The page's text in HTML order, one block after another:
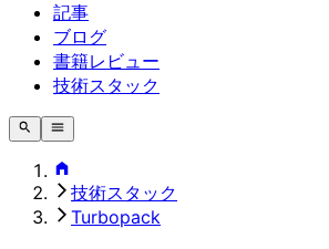
記事
ブログ
書籍レビュー
技術スタック
技術スタック
Turbopack